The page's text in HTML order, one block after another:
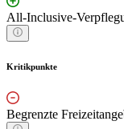
All-Inclusive-
Kritikpunkte
Begrenzte